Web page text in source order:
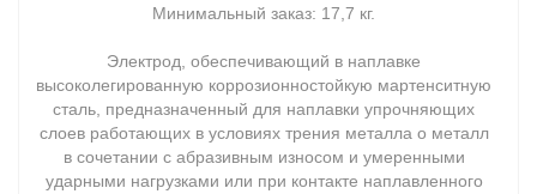
Минимальный заказ: 17,7 кг.
Электрод, обеспечивающий в наплавке
высоколегированную коррозионностойкую мартенситную
сталь, предназначенный для наплавки упрочняющих
слоев работающих в условиях трения металла о металл
в сочетании с абразивным износом и умеренными
ударными нагрузками или при контакте наплавленного